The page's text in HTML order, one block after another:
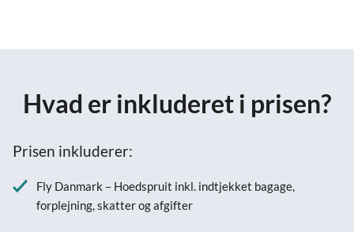
Hvad er inkluderet i prisen?
Prisen inkluderer:
Fly Danmark – Hoedspruit inkl. indtjekket bagage,
forplejning, skatter og afgifter